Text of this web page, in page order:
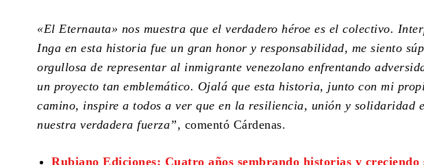
«El Eternauta» nos muestra que el verdadero héroe es el colectivo.
Inga en esta historia fue un gran honor y responsabilidad, me siento
orgullosa de representar al inmigrante venezolano enfrentando
un proyecto tan emblemático. Ojalá que esta historia, junto con mi
camino, inspire a todos a ver que en la resiliencia, unión y solidaridad
nuestra verdadera fuerza”, comentó Cárdenas.
Rubiano Ediciones: Cuatro años sembrando historias y creciendo